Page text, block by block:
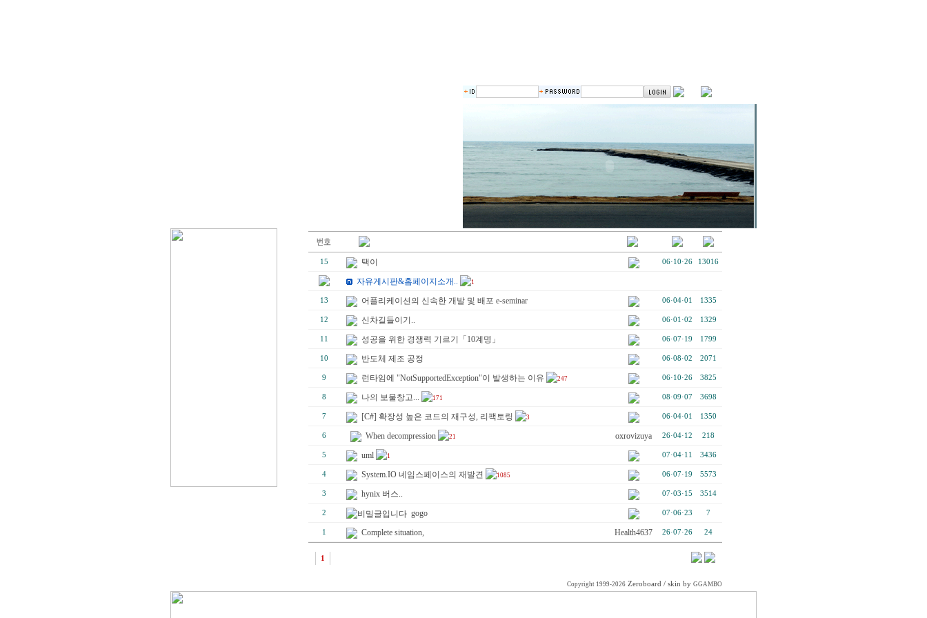
15 택이 06·10·26 13016
자유게시판&홈페이지소개.. 1
13 어플리케이션의 신속한 개발 및 배포 e-seminar 06·04·01 1335
12 신차길들이기.. 06·01·02 1329
11 성공을 위한 경쟁력 기르기「10계명」 06·07·19 1799
10 반도체 제조 공정 06·08·02 2071
9 런타임에 "NotSupportedException"이 발생하는 이유 247 06·10·26 3825
8 나의 보물창고... 171 08·09·07 3698
7 [C#] 확장성 높은 코드의 재구성, 리팩토링 3 06·04·01 1350
6 When decompression 21 oxrovizuya 26·04·12 218
5 uml 1 07·04·11 3436
4 System.IO 네임스페이스의 재발견 1085 06·07·19 5573
3 hynix 버스.. 07·03·15 3514
2 gogo 07·06·23 7
1 Complete situation, Health4637 26·07·26 24
1
Copyright 1999-2026 Zeroboard / skin by GGAMBO